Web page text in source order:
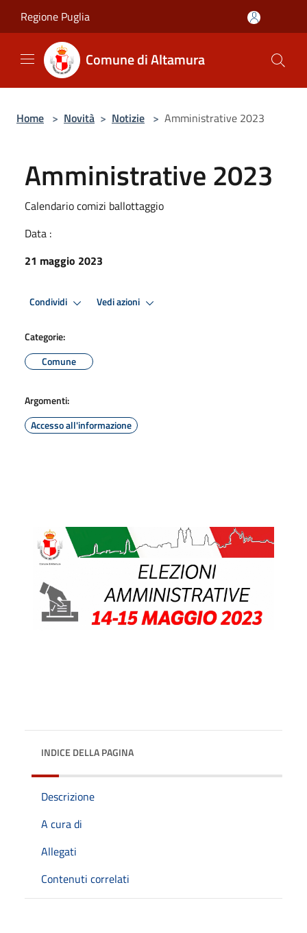
Regione Puglia
Comune di Altamura
Home > Novità > Notizie > Amministrative 2023
Amministrative 2023
Calendario comizi ballottaggio
Data :
21 maggio 2023
Condividi Vedi azioni
Categorie:
Comune
Argomenti:
Accesso all'informazione
INDICE DELLA PAGINA
Descrizione
A cura di
Allegati
Contenuti correlati